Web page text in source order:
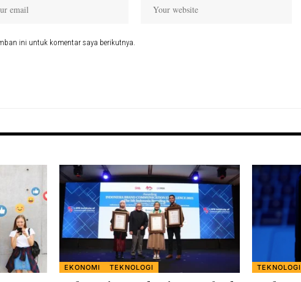
ini untuk komentar saya berikutnya.
EKONOMI TEKNOLOGI TEKNOLOGI